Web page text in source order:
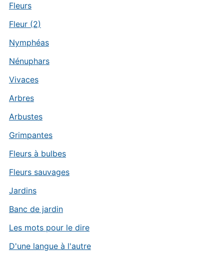
Fleurs
Fleur (2)
Nymphéas
Nénuphars
Vivaces
Arbres
Arbustes
Grimpantes
Fleurs à bulbes
Fleurs sauvages
Jardins
Banc de jardin
Les mots pour le dire
D'une langue à l'autre